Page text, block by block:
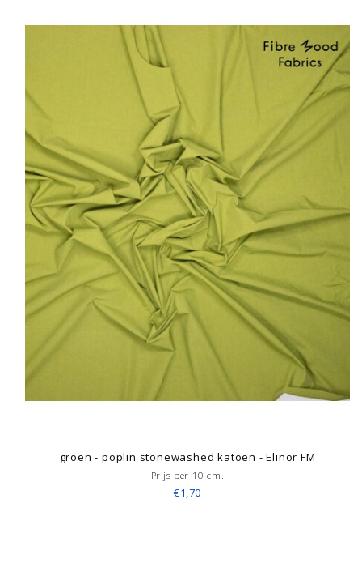
groen - poplin stonewashed katoen - Elinor FM
Prijs per 10 cm.
€1,70